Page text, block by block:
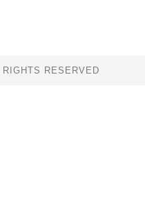
RESERVED